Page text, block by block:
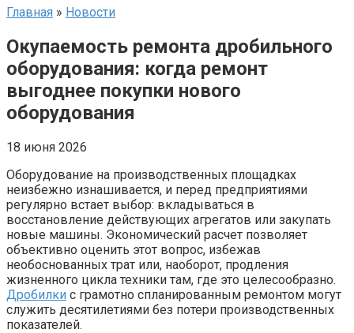
Главная » Новости
Окупаемость ремонта дробильного
оборудования: когда ремонт
выгоднее покупки нового
оборудования
18 июня 2026
Оборудование на производственных площадках
неизбежно изнашивается, и перед предприятиями
регулярно встает выбор: вкладываться в
восстановление действующих агрегатов или закупать
новые машины. Экономический расчет позволяет
объективно оценить этот вопрос, избежав
необоснованных трат или, наоборот, продления
жизненного цикла техники там, где это целесообразно.
Дробилки с грамотно спланированным ремонтом могут
служить десятилетиями без потери производственных
показателей.